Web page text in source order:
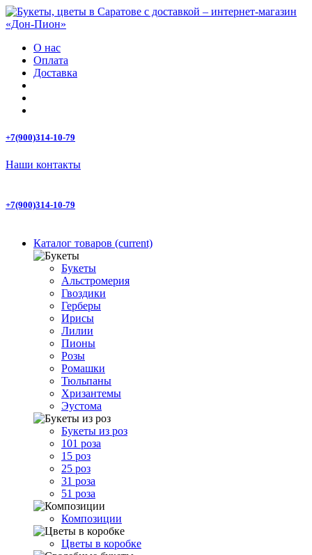
О нас
Оплата
Доставка
+7(900)314-10-79
Наши контакты
+7(900)314-10-79
Каталог товаров (current)
Букеты
Альстромерия
Гвоздики
Герберы
Ирисы
Лилии
Пионы
Розы
Ромашки
Тюльпаны
Хризантемы
Эустома
Букеты из роз
101 роза
15 роз
25 роз
31 роза
51 роза
Композиции
Цветы в коробке